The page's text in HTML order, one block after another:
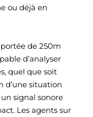
ou déjà en
de 250m
d’analyser
quel que soit
d’une situation
signal sonore
Les agents sur